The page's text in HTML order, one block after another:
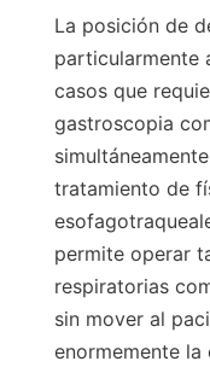
La posición de
particularmente
casos que
gastroscopia
tratamiento de
permite operar
respiratorias
sin mover al
enormemente